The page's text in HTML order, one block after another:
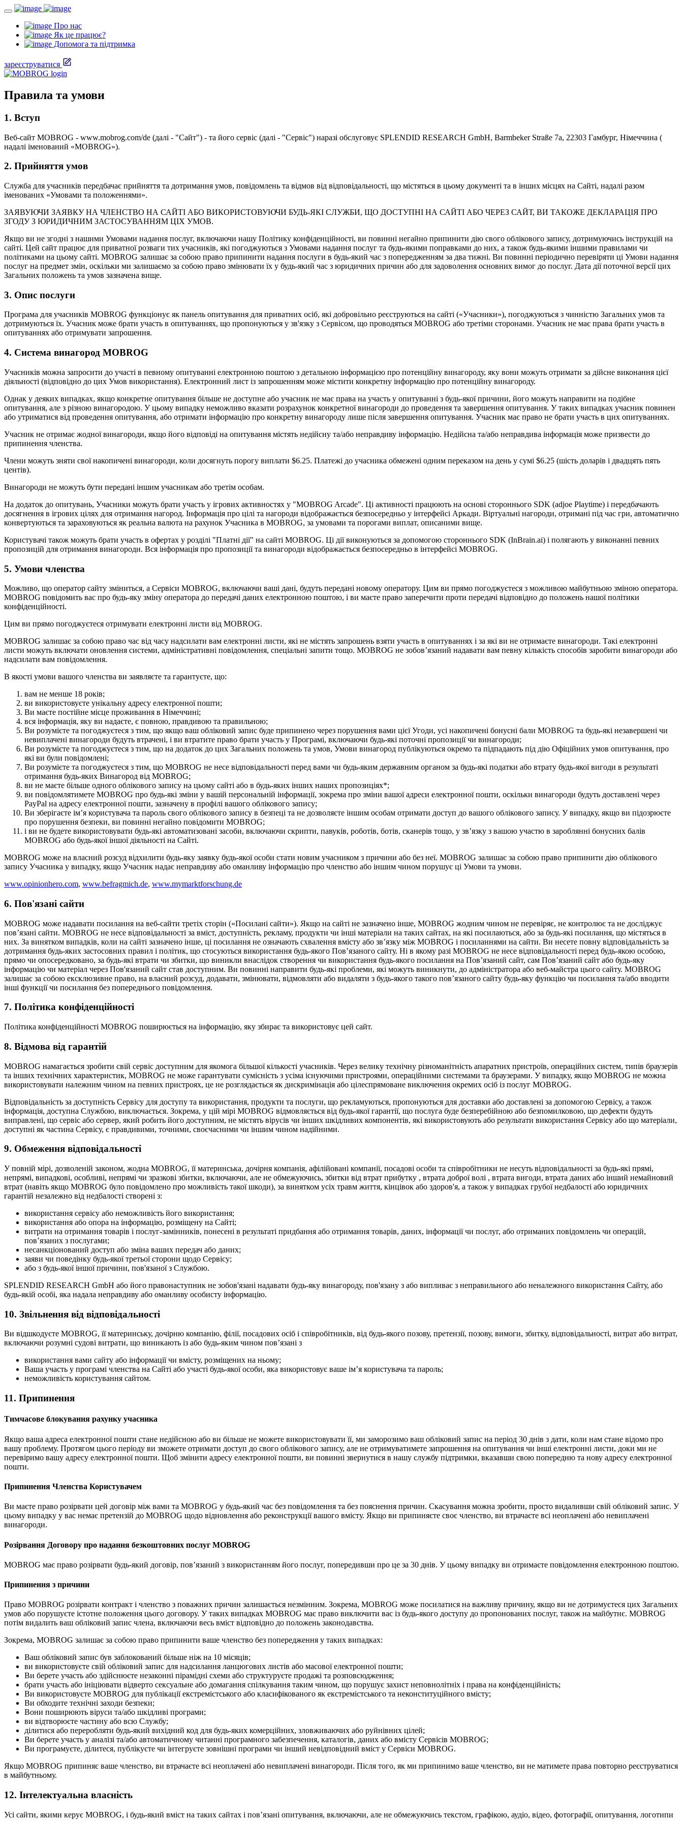
Про нас
Як це працює?
Допомога та підтримка
зареєструватися
Правила та умови
1. Вступ
Веб-сайт MOBROG - www.mobrog.com/de (далі - "Сайт") - та його сервіс (далі - "Сервіс") наразі обслуговує SPLENDID RESEARCH GmbH, Barmbeker Straße 7a, 22303 Гамбург, Німеччина (
надалі іменований «MOBROG»).
2. Прийняття умов
Служба для учасників передбачає прийняття та дотримання умов, повідомлень та відмов від відповідальності, що містяться в цьому документі та в інших місцях на Сайті, надалі разом
іменованих «Умовами та положеннями».
ЗАЯВУЮЧИ ЗАЯВКУ НА ЧЛЕНСТВО НА САЙТІ АБО ВИКОРИСТОВУЮЧИ БУДЬ-ЯКІ СЛУЖБИ, ЩО ДОСТУПНІ НА САЙТІ АБО ЧЕРЕЗ САЙТ, ВИ ТАКОЖЕ ДЕКЛАРАЦІЯ ПРО
ЗГОДУ З ЮРИДИЧНИМ ЗАСТОСУВАННЯМ ЦІХ УМОВ.
Якщо ви не згодні з нашими Умовами надання послуг, включаючи нашу Політику конфіденційності, ви повинні негайно припинити дію свого облікового запису, дотримуючись інструкцій на
сайті. Цей сайт працює для приватної розваги тих учасників, які погоджуються з Умовами надання послуг та будь-якими поправками до них, а також будь-якими іншими правилами чи
політиками на цьому сайті. MOBROG залишає за собою право припинити надання послуги в будь-який час з попередженням за два тижні. Ви повинні періодично перевіряти ці Умови надання
послуг на предмет змін, оскільки ми залишаємо за собою право змінювати їх у будь-який час з юридичних причин або для задоволення основних вимог до послуг. Дата дії поточної версії цих
Загальних положень та умов зазначена вище.
3. Опис послуги
Програма для учасників MOBROG функціонує як панель опитування для приватних осіб, які добровільно реєструються на сайті («Учасники»), погоджуються з чинністю Загальних умов та
дотримуються їх. Учасник може брати участь в опитуваннях, що пропонуються у зв'язку з Сервісом, що проводяться MOBROG або третіми сторонами. Учасник не має права брати участь в
опитуваннях або отримувати запрошення.
4. Система винагород MOBROG
Учасників можна запросити до участі в певному опитуванні електронною поштою з детальною інформацією про потенційну винагороду, яку вони можуть отримати за дійсне виконання цієї
діяльності (відповідно до цих Умов використання). Електронний лист із запрошенням може містити конкретну інформацію про потенційну винагороду.
Однак у деяких випадках, якщо конкретне опитування більше не доступне або учасник не має права на участь у опитуванні з будь-якої причини, його можуть направити на подібне
опитування, але з різною винагородою. У цьому випадку неможливо вказати розрахунок конкретної винагороди до проведення та завершення опитування. У таких випадках учасник повинен
або утриматися від проведення опитування, або отримати інформацію про конкретну винагороду лише після завершення опитування. Учасник має право не брати участь в цих опитуваннях.
Учасник не отримає жодної винагороди, якщо його відповіді на опитування містять недійсну та/або неправдиву інформацію. Недійсна та/або неправдива інформація може призвести до
припинення членства.
Члени можуть зняти свої накопичені винагороди, коли досягнуть порогу виплати $6.25. Платежі до учасника обмежені одним переказом на день у сумі $6.25 (шість доларів і двадцять пять
центів).
Винагороди не можуть бути передані іншим учасникам або третім особам.
На додаток до опитувань, Учасники можуть брати участь у ігрових активностях у "MOBROG Arcade". Ці активності працюють на основі стороннього SDK (adjoe Playtime) і передбачають
досягнення в ігрових цілях для отримання нагород. Інформація про цілі та нагороди відображається безпосередньо у інтерфейсі Аркади. Віртуальні нагороди, отримані під час гри, автоматично
конвертуються та зараховуються як реальна валюта на рахунок Учасника в MOBROG, за умовами та порогами виплат, описаними вище.
Користувачі також можуть брати участь в офертах у розділі "Платні дії" на сайті MOBROG. Ці дії виконуються за допомогою стороннього SDK (InBrain.ai) і полягають у виконанні певних
пропозицій для отримання винагороди. Вся інформація про пропозиції та винагороди відображається безпосередньо в інтерфейсі MOBROG.
5. Умови членства
Можливо, що оператор сайту зміниться, а Сервіси MOBROG, включаючи ваші дані, будуть передані новому оператору. Цим ви прямо погоджуєтеся з можливою майбутньою зміною оператора.
MOBROG повідомить вас про будь-яку зміну оператора до передачі даних електронною поштою, і ви маєте право заперечити проти передачі відповідно до положень нашої політики
конфіденційності.
Цим ви прямо погоджуєтеся отримувати електронні листи від MOBROG.
MOBROG залишає за собою право час від часу надсилати вам електронні листи, які не містять запрошень взяти участь в опитуваннях і за які ви не отримаєте винагороди. Такі електронні
листи можуть включати оновлення системи, адміністративні повідомлення, спеціальні запити тощо. MOBROG не зобов’язаний надавати вам певну кількість способів заробити винагороди або
надсилати вам повідомлення.
В якості умови вашого членства ви заявляєте та гарантуєте, що:
вам не менше 18 років;
ви використовуєте унікальну адресу електронної пошти;
Ви маєте постійне місце проживання в Німеччині;
вся інформація, яку ви надаєте, є повною, правдивою та правильною;
Ви розумієте та погоджуєтеся з тим, що якщо ваш обліковий запис буде припинено через порушення вами цієї Угоди, усі накопичені бонусні бали MOBROG та будь-які незавершені чи
невиплачені винагороди будуть втрачені, і ви втратите право брати участь у Програмі, включаючи будь-які поточні пропозиції чи винагороди;
Ви розумієте та погоджуєтеся з тим, що на додаток до цих Загальних положень та умов, Умови винагород публікуються окремо та підпадають під дію Офіційних умов опитування, про
які ви були повідомлені;
Ви розумієте та погоджуєтеся з тим, що MOBROG не несе відповідальності перед вами чи будь-яким державним органом за будь-які податки або втрату будь-якої вигоди в результаті
отримання будь-яких Винагород від MOBROG;
ви не маєте більше одного облікового запису на цьому сайті або в будь-яких інших наших пропозиціях*;
ви повідомлятимете MOBROG про будь-які зміни у вашій персональній інформації, зокрема про зміни вашої адреси електронної пошти, оскільки винагороди будуть доставлені через
PayPal на адресу електронної пошти, зазначену в профілі вашого облікового запису;
Ви зберігаєте ім’я користувача та пароль свого облікового запису в безпеці та не дозволяєте іншим особам отримати доступ до вашого облікового запису. У випадку, якщо ви підозрюєте
про порушення безпеки, ви повинні негайно повідомити MOBROG;
і ви не будете використовувати будь-які автоматизовані засоби, включаючи скрипти, павуків, роботів, ботів, сканерів тощо, у зв’язку з вашою участю в зароблянні бонусних балів
MOBROG або будь-якої іншої діяльності на Сайті.
MOBROG може на власний розсуд відхилити будь-яку заявку будь-якої особи стати новим учасником з причини або без неї. MOBROG залишає за собою право припинити дію облікового
запису Учасника у випадку, якщо Учасник надає неправдиву або оманливу інформацію про членство або іншим чином порушує ці Умови та умови.
www.opinionhero.com, www.befragmich.de, www.mymarktforschung.de
6. Пов'язані сайти
MOBROG може надавати посилання на веб-сайти третіх сторін («Посилані сайти»). Якщо на сайті не зазначено інше, MOBROG жодним чином не перевіряє, не контролює та не досліджує
пов’язані сайти. MOBROG не несе відповідальності за вміст, доступність, рекламу, продукти чи інші матеріали на таких сайтах, на які посилаються, або за будь-які посилання, що містяться в
них. За винятком випадків, коли на сайті зазначено інше, ці посилання не означають схвалення вмісту або зв’язку між MOBROG і посиланнями на сайти. Ви несете повну відповідальність за
дотримання будь-яких застосовних правил і політик, що стосуються використання будь-якого Пов’язаного сайту. Ні в якому разі MOBROG не несе відповідальності перед будь-якою особою,
прямо чи опосередковано, за будь-які втрати чи збитки, що виникли внаслідок створення чи використання будь-якого посилання на Пов’язаний сайт, сам Пов’язаний сайт або будь-яку
інформацію чи матеріал через Пов'язаний сайт став доступним. Ви повинні направити будь-які проблеми, які можуть виникнути, до адміністратора або веб-майстра цього сайту. MOBROG
залишає за собою ексклюзивне право, на власний розсуд, додавати, змінювати, відмовляти або видаляти з будь-якого такого пов’язаного сайту будь-яку функцію чи посилання та/або вводити
інші функції чи посилання без попереднього повідомлення.
7. Політика конфіденційності
Політика конфіденційності MOBROG поширюється на інформацію, яку збирає та використовує цей сайт.
8. Відмова від гарантій
MOBROG намагається зробити свій сервіс доступним для якомога більшої кількості учасників. Через велику технічну різноманітність апаратних пристроїв, операційних систем, типів браузерів
та інших технічних характеристик, MOBROG не може гарантувати сумісність з усіма існуючими пристроями, операційними системами та браузерами. У випадку, якщо MOBROG не можна
використовувати належним чином на певних пристроях, це не розглядається як дискримінація або цілеспрямоване виключення окремих осіб із послуг MOBROG.
Відповідальність за доступність Сервісу для доступу та використання, продукти та послуги, що рекламуються, пропонуються для доставки або доставлені за допомогою Сервісу, а також
інформація, доступна Службою, виключається. Зокрема, у цій мірі MOBROG відмовляється від будь-якої гарантії, що послуга буде безперебійною або безпомилковою, що дефекти будуть
виправлені, що сервіс або сервер, який робить його доступним, не містять вірусів чи інших шкідливих компонентів, які використовують або результати використання Сервісу або що матеріали,
доступні як частина Сервісу, є правдивими, точними, своєчасними чи іншим чином надійними.
9. Обмеження відповідальності
У повній мірі, дозволеній законом, жодна MOBROG, її материнська, дочірня компанія, афілійовані компанії, посадові особи та співробітники не несуть відповідальності за будь-які прямі,
непрямі, випадкові, особливі, непрямі чи зразкові збитки, включаючи, але не обмежуючись, збитки від втрат прибутку , втрата доброї волі , втрата вигоди, втрата даних або інший немайновий
втрат (навіть якщо MOBROG було повідомлено про можливість такої шкоди), за винятком усіх травм життя, кінцівок або здоров'я, а також у випадках грубої недбалості або юридичних
гарантій незалежно від недбалості створені з:
використання сервісу або неможливість його використання;
використання або опора на інформацію, розміщену на Сайті;
витрати на отримання товарів і послуг-замінників, понесені в результаті придбання або отримання товарів, даних, інформації чи послуг, або отриманих повідомлень чи операцій,
пов’язаних з послугами;
несанкціонований доступ або зміна ваших передач або даних;
заяви чи поведінку будь-якої третьої сторони щодо Сервісу;
або з будь-якої іншої причини, пов'язаної з Службою.
SPLENDID RESEARCH GmbH або його правонаступник не зобов'язані надавати будь-яку винагороду, пов'язану з або випливає з неправильного або неналежного використання Сайту, або
будь-якій особі, яка надала неправдиву або оманливу особисту інформацію.
10. Звільнення від відповідальності
Ви відшкодуєте MOBROG, її материнську, дочірню компанію, філії, посадових осіб і співробітників, від будь-якого позову, претензії, позову, вимоги, збитку, відповідальності, витрат або витрат,
включаючи розумні судові витрати, що виникають із або будь-яким чином пов’язані з
використання вами сайту або інформації чи вмісту, розміщених на ньому;
Ваша участь у програмі членства на Сайті або участі будь-якої особи, яка використовує ваше ім’я користувача та пароль;
неможливість користування сайтом.
11. Припинення
Тимчасове блокування рахунку учасника
Якщо ваша адреса електронної пошти стане недійсною або ви більше не можете використовувати її, ми заморозимо ваш обліковий запис на період 30 днів з дати, коли нам стане відомо про
вашу проблему. Протягом цього періоду ви зможете отримати доступ до свого облікового запису, але не отримуватимете запрошення на опитування чи інші електронні листи, доки ми не
перевіримо вашу адресу електронної пошти. Щоб змінити адресу електронної пошти, ви повинні звернутися в нашу службу підтримки, вказавши свою попередню та нову адресу електронної
пошти.
Припинення Членства Користувачем
Ви маєте право розірвати цей договір між вами та MOBROG у будь-який час без повідомлення та без пояснення причин. Скасування можна зробити, просто видаливши свій обліковий запис. У
цьому випадку у вас немає претензій до MOBROG щодо відновлення або реконструкції вашого вмісту. Якщо ви припиняєте своє членство, ви втрачаєте всі неоплачені або невиплачені
винагороди.
Розірвання Договору про надання безкоштовних послуг MOBROG
MOBROG має право розірвати будь-який договір, пов’язаний з використанням його послуг, попередивши про це за 30 днів. У цьому випадку ви отримаєте повідомлення електронною поштою.
Припинення з причини
Право MOBROG розірвати контракт і членство з поважних причин залишається незмінним. Зокрема, MOBROG може посилатися на важливу причину, якщо ви не дотримуєтеся цих Загальних
умов або порушуєте істотне положення цього договору. У таких випадках MOBROG має право виключити вас із будь-якого доступу до пропонованих послуг, також на майбутнє. MOBROG
потім видалить ваш обліковий запис члена, включаючи весь вміст відповідно до положень законодавства.
Зокрема, MOBROG залишає за собою право припинити ваше членство без попередження у таких випадках:
Ваш обліковий запис був заблокований більше ніж на 10 місяців;
ви використовуєте свій обліковий запис для надсилання ланцюгових листів або масової електронної пошти;
Ви берете участь або здійснюєте незаконні пірамідні схеми або структуруєте продажі та розповсюдження;
брати участь або ініціювати відверто сексуальне або домагання спілкування таким чином, що порушує захист неповнолітніх і права на конфіденційність;
Ви використовуєте MOBROG для публікації екстремістського або класифікованого як екстремістського та неконституційного вмісту;
Ви обходите технічні заходи безпеки;
Вони поширюють віруси та/або шкідливі програми;
ви відтворюєте частину або всю Службу;
ділитися або переробляти будь-який вихідний код для будь-яких комерційних, зловживаючих або руйнівних цілей;
Ви берете участь у аналізі та/або автоматичному читанні програмного забезпечення, каталогів, даних або вмісту Сервісів MOBROG;
Ви програмуєте, ділитеся, публікуєте чи інтегруєте зовнішні програми чи інший невідповідний вміст у Сервіси MOBROG.
Якщо MOBROG припиняє ваше членство, ви втрачаєте всі неоплачені або невиплачені винагороди. Після того, як ми припинимо ваше членство, ви не матимете права повторно реєструватися
в майбутньому.
12. Інтелектуальна власність
Усі сайти, якими керує MOBROG, і будь-який вміст на таких сайтах і пов’язані опитування, включаючи, але не обмежуючись текстом, графікою, аудіо, відео, фотографії, опитування, логотипи